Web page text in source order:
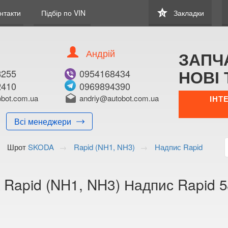
Підбір по VIN star
0 Закладки
Всі менеджери
Андрій
0954168434
0969894390
drafts andriy@autobot.com.ua
НОВІ
ШротSKODA Rapid (NH1, NH3) Надпис Rapid
Rapid (NH1, NH3) Надпис Rapid
В ЗАКЛАДКИ КУПИТИ
Менеджер:
Телефон:
+38 (050) 672-